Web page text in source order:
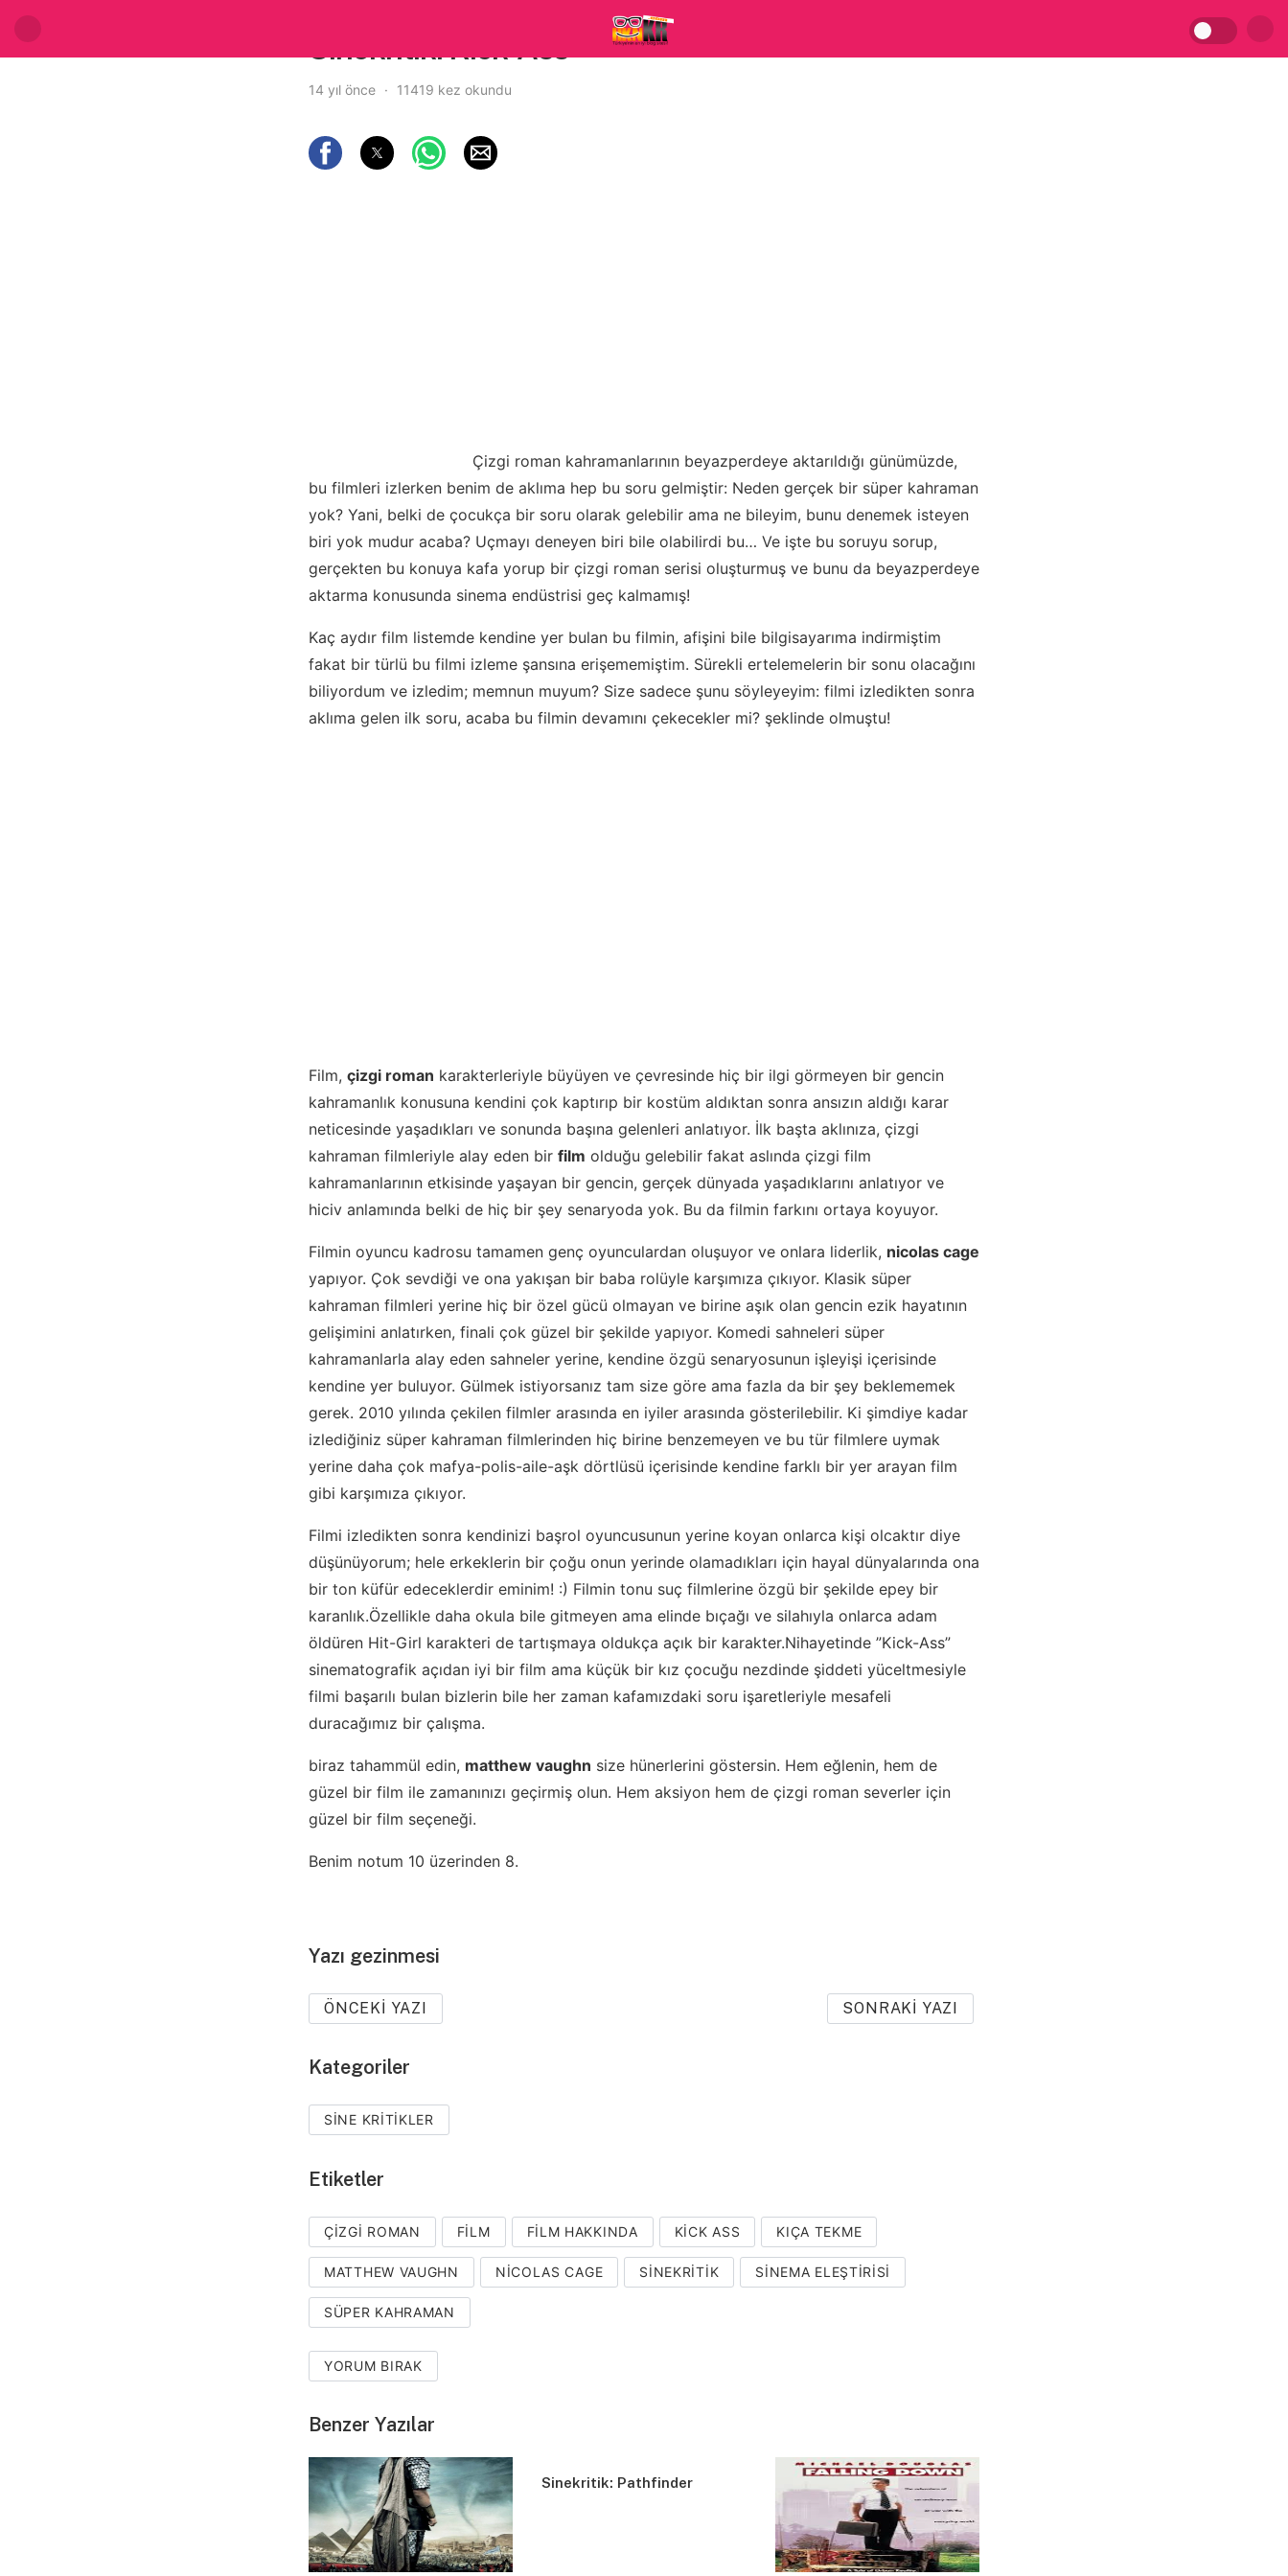
Sinekritik: Kick-Ass
14 yıl önce 11419 kez okundu
Çizgi roman kahramanlarının beyazperdeye aktarıldığı günümüzde,
bu filmleri izlerken benim de aklıma hep bu soru gelmiştir: Neden gerçek bir süper kahraman
yok? Yani, belki de çocukça bir soru olarak gelebilir ama ne bileyim, bunu denemek isteyen
biri yok mudur acaba? Uçmayı deneyen biri bile olabilirdi bu… Ve işte bu soruyu sorup,
gerçekten bu konuya kafa yorup bir çizgi roman serisi oluşturmuş ve bunu da beyazperdeye
aktarma konusunda sinema endüstrisi geç kalmamış!
Kaç aydır film listemde kendine yer bulan bu filmin, afişini bile bilgisayarıma indirmiştim
fakat bir türlü bu filmi izleme şansına erişememiştim. Sürekli ertelemelerin bir sonu olacağını
biliyordum ve izledim; memnun muyum? Size sadece şunu söyleyeyim: filmi izledikten sonra
aklıma gelen ilk soru, acaba bu filmin devamını çekecekler mi? şeklinde olmuştu!
Film, çizgi roman karakterleriyle büyüyen ve çevresinde hiç bir ilgi görmeyen bir gencin
kahramanlık konusuna kendini çok kaptırıp bir kostüm aldıktan sonra ansızın aldığı karar
neticesinde yaşadıkları ve sonunda başına gelenleri anlatıyor. İlk başta aklınıza, çizgi
kahraman filmleriyle alay eden bir film olduğu gelebilir fakat aslında çizgi film
kahramanlarının etkisinde yaşayan bir gencin, gerçek dünyada yaşadıklarını anlatıyor ve
hiciv anlamında belki de hiç bir şey senaryoda yok. Bu da filmin farkını ortaya koyuyor.
Filmin oyuncu kadrosu tamamen genç oyunculardan oluşuyor ve onlara liderlik, nicolas cage
yapıyor. Çok sevdiği ve ona yakışan bir baba rolüyle karşımıza çıkıyor. Klasik süper
kahraman filmleri yerine hiç bir özel gücü olmayan ve birine aşık olan gencin ezik hayatının
gelişimini anlatırken, finali çok güzel bir şekilde yapıyor. Komedi sahneleri süper
kahramanlarla alay eden sahneler yerine, kendine özgü senaryosunun işleyişi içerisinde
kendine yer buluyor. Gülmek istiyorsanız tam size göre ama fazla da bir şey beklememek
gerek. 2010 yılında çekilen filmler arasında en iyiler arasında gösterilebilir. Ki şimdiye kadar
izlediğiniz süper kahraman filmlerinden hiç birine benzemeyen ve bu tür filmlere uymak
yerine daha çok mafya-polis-aile-aşk dörtlüsü içerisinde kendine farklı bir yer arayan film
gibi karşımıza çıkıyor.
Filmi izledikten sonra kendinizi başrol oyuncusunun yerine koyan onlarca kişi olcaktır diye
düşünüyorum; hele erkeklerin bir çoğu onun yerinde olamadıkları için hayal dünyalarında ona
bir ton küfür edeceklerdir eminim! :) Filmin tonu suç filmlerine özgü bir şekilde epey bir
karanlık.Özellikle daha okula bile gitmeyen ama elinde bıçağı ve silahıyla onlarca adam
öldüren Hit-Girl karakteri de tartışmaya oldukça açık bir karakter.Nihayetinde ”Kick-Ass”
sinematografik açıdan iyi bir film ama küçük bir kız çocuğu nezdinde şiddeti yüceltmesiyle
filmi başarılı bulan bizlerin bile her zaman kafamızdaki soru işaretleriyle mesafeli
duracağımız bir çalışma.
biraz tahammül edin, matthew vaughn size hünerlerini göstersin. Hem eğlenin, hem de
güzel bir film ile zamanınızı geçirmiş olun. Hem aksiyon hem de çizgi roman severler için
güzel bir film seçeneği.
Benim notum 10 üzerinden 8.
Yazı gezinmesi
ÖNCEKI YAZI SONRAKI YAZI
Kategoriler
SINE KRITIKLER
Etiketler
ÇIZGI ROMAN FILM FILM HAKKINDA KICK ASS KIÇA TEKME
MATTHEW VAUGHN NICOLAS CAGE SINEKRITIK SINEMA ELEŞTIRISI
SÜPER KAHRAMAN
YORUM BIRAK
Benzer Yazılar
Sinekritik: Pathfinder